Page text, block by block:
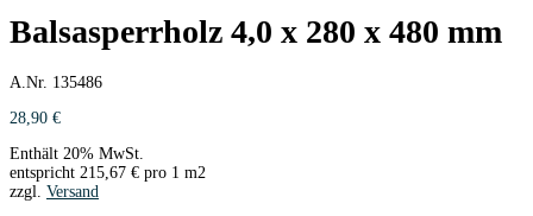
Balsasperrholz 4,0 x 280 x 480 mm
A.Nr. 135486
28,90 €
Enthält 20% MwSt.
entspricht 215,67 € pro 1 m2
zzgl. Versand